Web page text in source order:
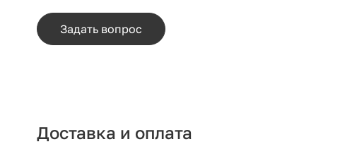
Задать вопрос
Доставка и оплата